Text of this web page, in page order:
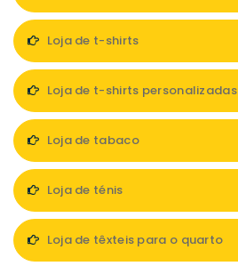
Loja de t-shirts
Loja de t-shirts personalizadas
Loja de tabaco
Loja de ténis
Loja de têxteis para o quarto